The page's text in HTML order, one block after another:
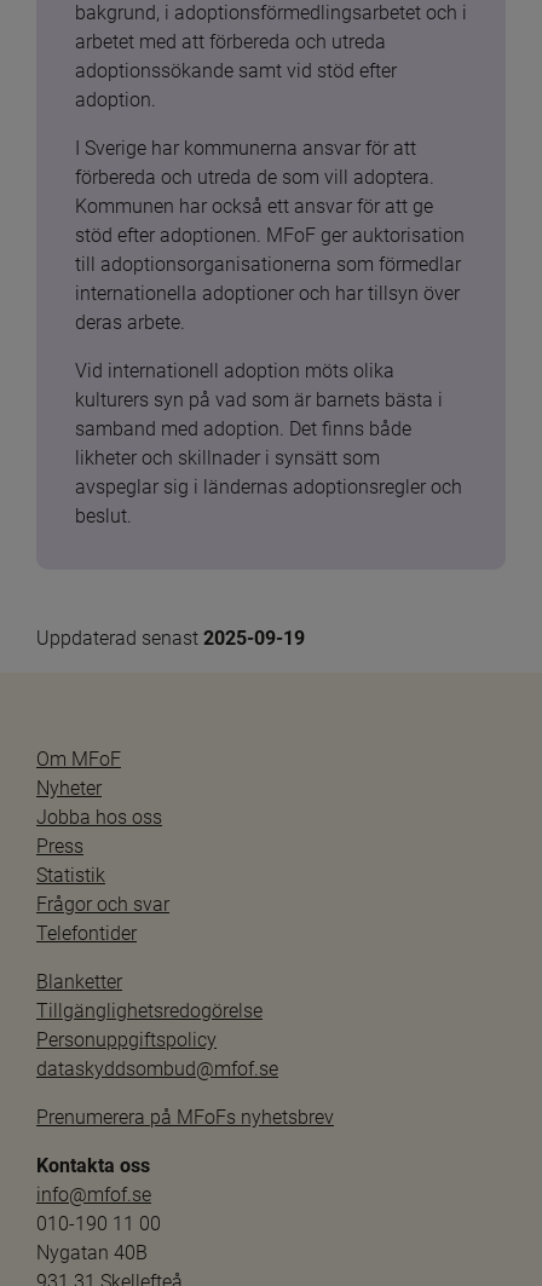
bakgrund, i adoptionsförmedlingsarbetet och i
arbetet med att förbereda och utreda
adoptionssökande samt vid stöd efter
adoption.
I Sverige har kommunerna ansvar för att
förbereda och utreda de som vill adoptera.
Kommunen har också ett ansvar för att ge
stöd efter adoptionen. MFoF ger auktorisation
till adoptionsorganisationerna som förmedlar
internationella adoptioner och har tillsyn över
deras arbete.
Vid internationell adoption möts olika
kulturers syn på vad som är barnets bästa i
samband med adoption. Det finns både
likheter och skillnader i synsätt som
avspeglar sig i ländernas adoptionsregler och
beslut.
Uppdaterad senast 2025-09-19
Om MFoF
Nyheter
Jobba hos oss
Press
Statistik
Frågor och svar
Telefontider
Blanketter
Tillgänglighetsredogörelse
Personuppgiftspolicy
dataskyddsombud@mfof.se
Prenumerera på MFoFs nyhetsbrev
Kontakta oss
info@mfof.se
010-190 11 00
Nygatan 40B